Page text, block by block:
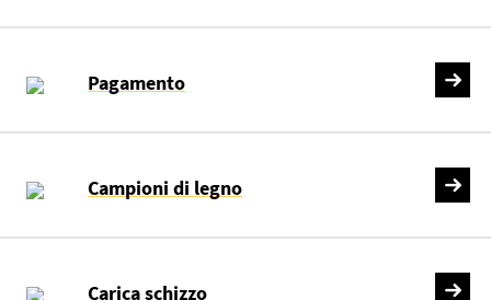
Pagamento
Campioni di legno
Carica schizzo